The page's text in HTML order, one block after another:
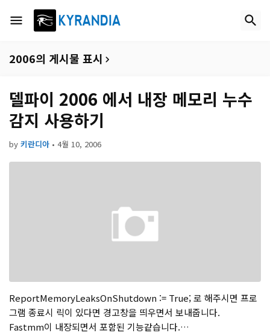
2006의 게시물 표시
델파이 2006 에서 내장 메모리 누수
감지 사용하기
by 키란디아 • 4월 10, 2006
ReportMemoryLeaksOnShutdown := True; 로 해주시면 프로
그램 종료시 릭이 있다면 경고창을 띄우면서 보내줍니다.
Fastmm이 내장되면서 포함된 기능같습니다.